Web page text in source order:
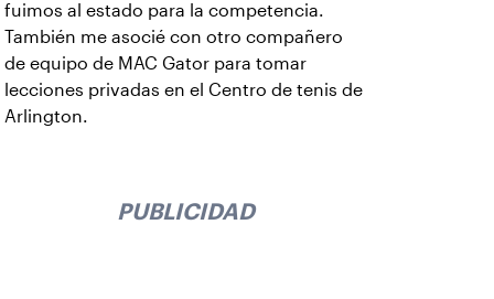
fuimos al estado para la competencia.
También me asocié con otro compañero
de equipo de MAC Gator para tomar
lecciones privadas en el Centro de tenis de
Arlington.
PUBLICIDAD